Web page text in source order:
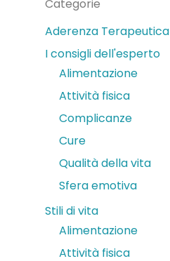
Categorie
Aderenza Terapeutica
I consigli dell'esperto
Alimentazione
Attività fisica
Complicanze
Cure
Qualità della vita
Sfera emotiva
Stili di vita
Alimentazione
Attività fisica